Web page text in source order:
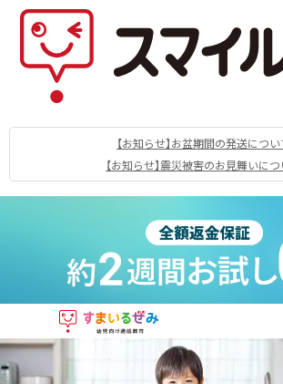
【お知らせ】お盆期間の発送につい
【お知らせ】震災被害のお見舞いに